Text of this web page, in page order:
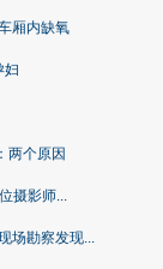
厢内缺氧
妇
两个原因
摄影师...
场勘察发现...